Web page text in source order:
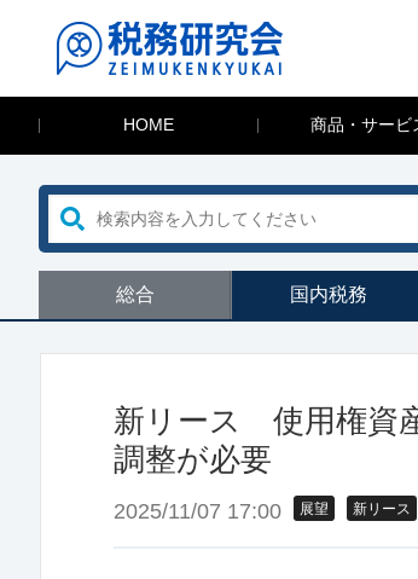
HOME 商品・サービ
総合 国内税務
新リース 使用権資
調整が必要
2025/11/07 17:00 展望 新リース